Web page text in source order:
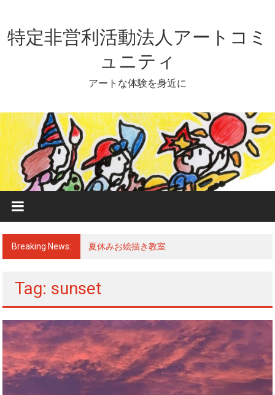
content
特定非営利活動法人アートコミ
ュニティ
アートな体験を身近に
Breaking News: 夏休みお絵描き教室
Tag: sunset